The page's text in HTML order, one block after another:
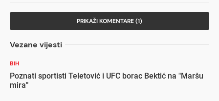
PRIKAŽI KOMENTARE (1)
Vezane vijesti
BIH
Poznati sportisti Teletović i UFC borac Bektić na "Maršu
mira"